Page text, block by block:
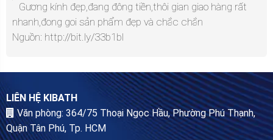
Gương kính đẹp,đang đông tiền,thôi gian giao hàng rất
nhanh,đong goi sản phẩm đẹp và chắc chắn
Nguồn: http://bit.ly/33b1bl
LIÊN HỆ KIBATH
Văn phòng: 364/75 Thoại Ngọc Hầu, Phường Phú Thạnh,
Quận Tân Phú, Tp. HCM